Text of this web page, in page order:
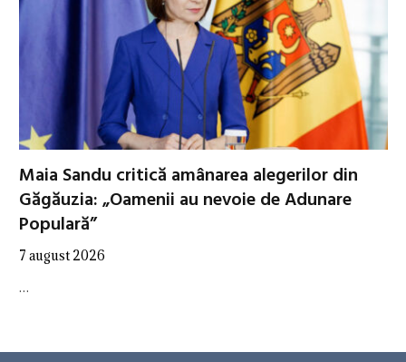
Maia Sandu critică amânarea alegerilor din
Găgăuzia: „Oamenii au nevoie de Adunare
Populară”
7 august 2026
…